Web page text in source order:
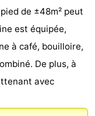
de ±48m² peut
est équipée,
à café, bouilloire,
De plus, à
avec